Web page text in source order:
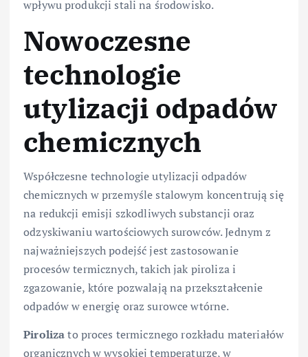
wpływu produkcji stali na środowisko.
Nowoczesne
technologie
utylizacji odpadów
chemicznych
Współczesne technologie utylizacji odpadów
chemicznych w przemyśle stalowym koncentrują się
na redukcji emisji szkodliwych substancji oraz
odzyskiwaniu wartościowych surowców. Jednym z
najważniejszych podejść jest zastosowanie
procesów termicznych, takich jak piroliza i
zgazowanie, które pozwalają na przekształcenie
odpadów w energię oraz surowce wtórne.
Pirolizato proces termicznego rozkładu materiałów
organicznych w wysokiej temperaturze, w